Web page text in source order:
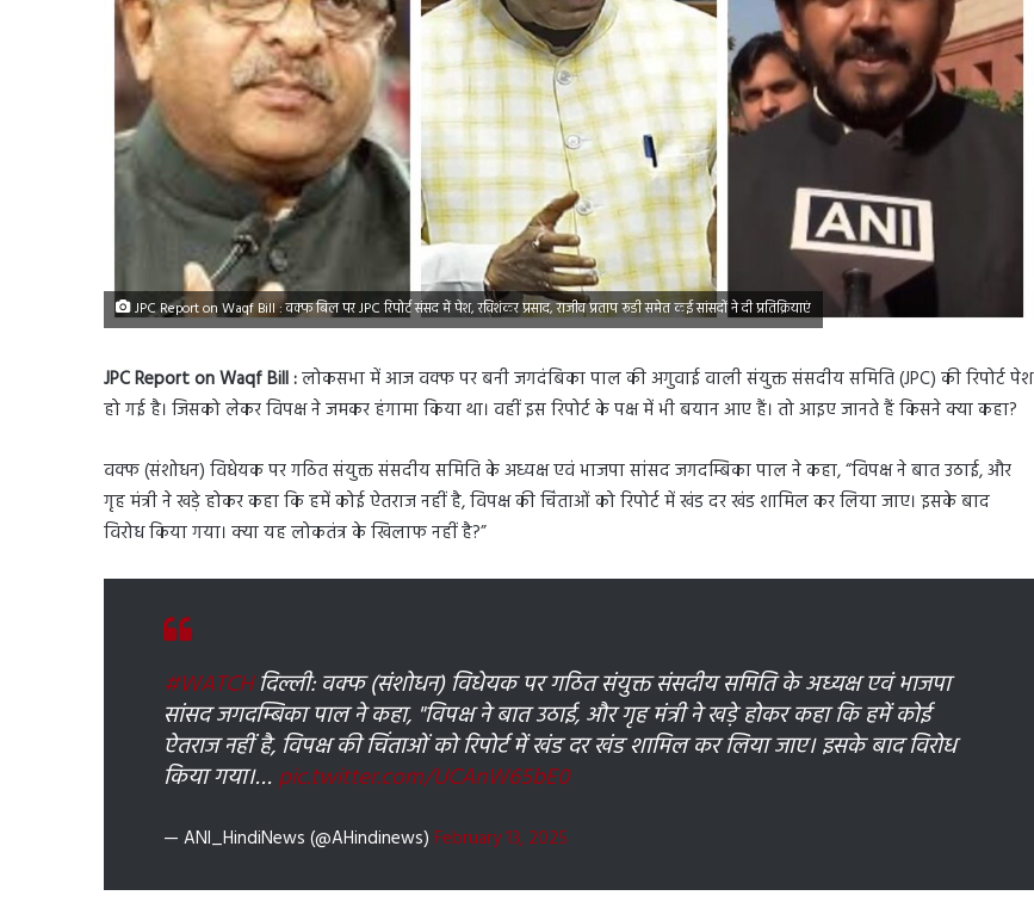
JPC Report on Waqf Bill : वक्फ बिल पर JPC रिपोर्ट संसद में पेश, रविशंकर प्रसाद, राजीव प्रताप रूडी समेत कई सांसदों ने दी प्रतिक्रियाएं
JPC Report on Waqf Bill :लोकसभा में आज वक्फ पर बनी जगदंबिका पाल की अगुवाई वाली संयुक्त संसदीय समिति (JPC) की रिपोर्ट पेश
हो गई है। जिसको लेकर विपक्ष ने जमकर हंगामा किया था। वहीं इस रिपोर्ट के पक्ष में भी बयान आए हैं। तो आइए जानते हैं किसने क्या कहा?
वक्फ (संशोधन) विधेयक पर गठित संयुक्त संसदीय समिति के अध्यक्ष एवं भाजपा सांसद जगदम्बिका पाल ने कहा, “विपक्ष ने बात उठाई, और
गृह मंत्री ने खड़े होकर कहा कि हमें कोई ऐतराज नहीं है, विपक्ष की चिंताओं को रिपोर्ट में खंड दर खंड शामिल कर लिया जाए। इसके बाद
विरोध किया गया। क्या यह लोकतंत्र के खिलाफ नहीं है?”
#WATCHदिल्ली: वक्फ (संशोधन) विधेयक पर गठित संयुक्त संसदीय समिति के अध्यक्ष एवं भाजपा
सांसद जगदम्बिका पाल ने कहा, "विपक्ष ने बात उठाई, और गृह मंत्री ने खड़े होकर कहा कि हमें कोई
ऐतराज नहीं है, विपक्ष की चिंताओं को रिपोर्ट में खंड दर खंड शामिल कर लिया जाए। इसके बाद विरोध
किया गया।…pic.twitter.com/UCAnW65bE0
— ANI_HindiNews (@AHindinews) February 13, 2025